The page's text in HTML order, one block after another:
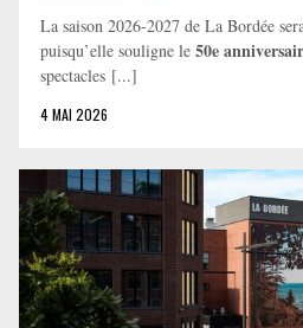
La saison 2026-2027 de La Bordée
puisqu’elle souligne le 50e
spectacles [...]
4 MAI 2026